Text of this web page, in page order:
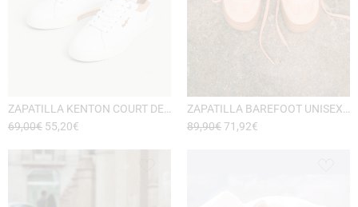
69,00€ 55,20€
89,90€71,92€